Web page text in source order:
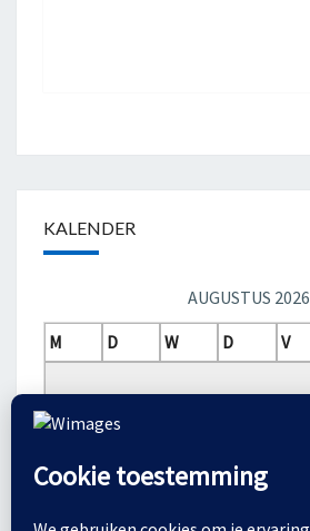
KALENDER
AUGUSTUS 2026
M
D W D V
3
4